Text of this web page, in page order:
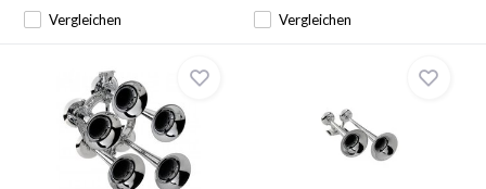
Vergleichen Vergleichen